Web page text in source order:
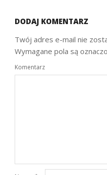
DODAJ KOMENTARZ
Twój adres e-mail nie
Wymagane pola są
Komentarz